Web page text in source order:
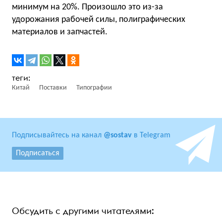
минимум на 20%. Произошло это из-за
удорожания рабочей силы, полиграфических
материалов и запчастей.
Китай Поставки Типографии
Подписывайтесь на канал @sostav в Telegram
Подписаться
Обсудить с другими читателями: